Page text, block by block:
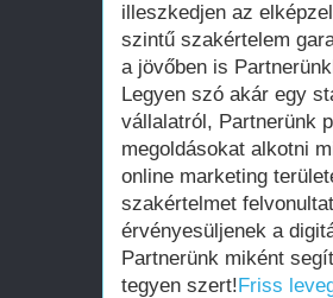
illeszkedjen az
szintű szakértelem
a jövőben is
Legyen szó akár egy
vállalatról, Partnerünk
megoldásokat alkotni
online marketing
szakértelmet
érvényesüljenek a
Partnerünk miként
tegyen szert!Friss